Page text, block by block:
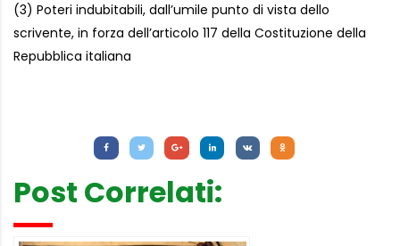
(3) Poteri indubitabili, dall’umile punto di vista dello
scrivente, in forza dell’articolo 117 della Costituzione della
Repubblica italiana
Post Correlati: